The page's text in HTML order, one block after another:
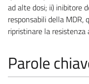
ad alte dosi; ii) inibitore
responsabili della MDR,
ripristinare la resistenza
Parole